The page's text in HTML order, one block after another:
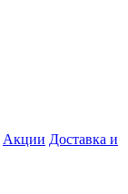
Акции Доставка и